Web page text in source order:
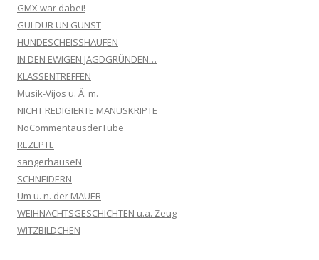
GMX war dabei!
GULDUR UN GUNST
HUNDESCHEISSHAUFEN
IN DEN EWIGEN JAGDGRÜNDEN…
KLASSENTREFFEN
Musik-Vijos u. Ä. m.
NICHT REDIGIERTE MANUSKRIPTE
NoCommentausderTube
REZEPTE
sangerhauseN
SCHNEIDERN
Um u. n. der MAUER
WEIHNACHTSGESCHICHTEN u.a. Zeug
WITZBILDCHEN